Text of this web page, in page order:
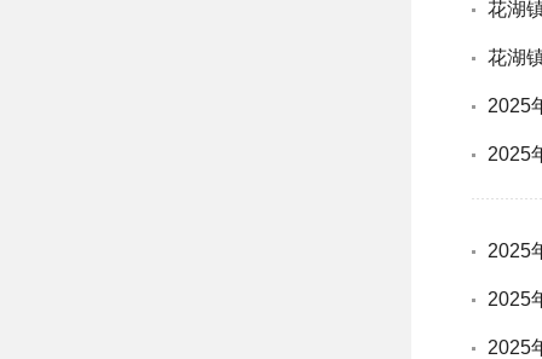
花湖
花湖
2025
2025
2025
2025
2025